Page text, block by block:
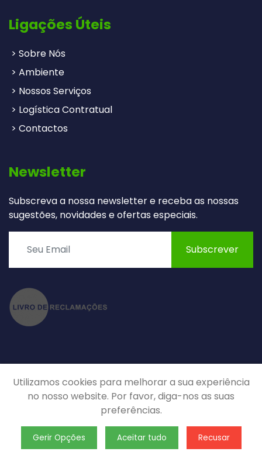
Ligações Úteis
> Sobre Nós
> Ambiente
> Nossos Serviços
> Logística Contratual
> Contactos
Newsletter
Subscreva a nossa newsletter e receba as nossas
sugestões, novidades e ofertas especiais.
Subscrever
Todos os Direitos Reservados.
Política de Privacidade
Termos
FAQs
Mapa do Site
Utilizamos cookies para melhorar a sua experiência
no nosso website. Por favor, diga-nos as suas
preferências.
Gerir Opções Aceitar tudo Recusar